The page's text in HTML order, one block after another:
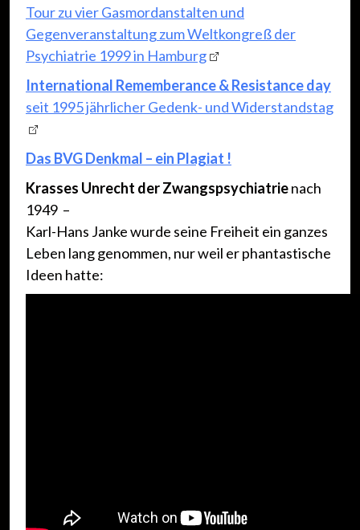
Tour zu vier Gasmordanstalten und
Gegenveranstaltung zum Weltkongreß der
Psychiatrie 1999 in Hamburg
International Rememberance & Resistance day
seit 1995 jährlicher Gedenk- und Widerstandstag
Das BVG Denkmal – ein Plagiat !
Krasses Unrecht der Zwangspsychiatrienach
1949 –
Karl-Hans Janke wurde seine Freiheit ein ganzes
Leben lang genommen, nur weil er phantastische
Ideen hatte: